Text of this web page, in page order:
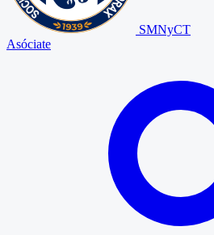
SMNyCT
Asóciate